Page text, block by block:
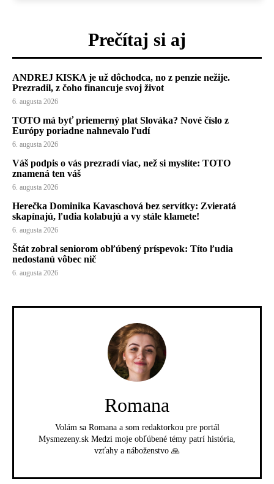
Prečítaj si aj
ANDREJ KISKA je už dôchodca, no z penzie nežije.
Prezradil, z čoho financuje svoj život
6. augusta 2026
TOTO má byť priemerný plat Slováka? Nové číslo z
Európy poriadne nahnevalo ľudí
6. augusta 2026
Váš podpis o vás prezradí viac, než si myslíte: TOTO
znamená ten váš
6. augusta 2026
Herečka Dominika Kavaschová bez servítky: Zvieratá
skapínajú, ľudia kolabujú a vy stále klamete!
6. augusta 2026
Štát zobral seniorom obľúbený príspevok: Títo ľudia
nedostanú vôbec nič
6. augusta 2026
Romana
Volám sa Romana a som redaktorkou pre portál
Mysmezeny.sk Medzi moje obľúbené témy patrí história,
vzťahy a náboženstvo 🙏